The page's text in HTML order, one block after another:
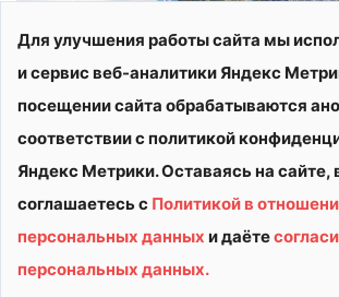
© 2026 АУ ДО ВО «СШОР «ВИТЯЗЬ»
Политика конфиденциальности
Для улучшения работы сайта мы
и сервис веб-аналитики Яндекс
посещении сайта обрабатываются
соответствии с политикой
Яндекс Метрики. Оставаясь на сайте,
соглашаетесь с Политикой в
персональных данных и даёте
персональных данных.